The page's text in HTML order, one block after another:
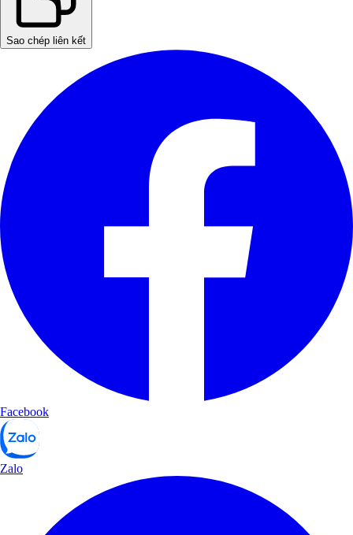
Sao chép liên kết
Facebook
Zalo